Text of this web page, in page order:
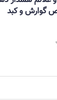
گوارش و کبد